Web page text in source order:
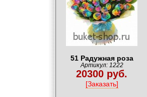
51 Радужная роза
Артикул: 1222
20300 руб.
[Заказать]